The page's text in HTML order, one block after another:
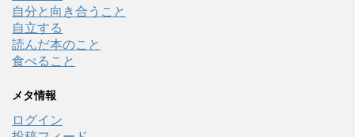
自分と向き合うこと
自立する
読んだ本のこと
食べること
メタ情報
ログイン